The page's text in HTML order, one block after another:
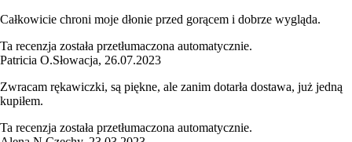
Całkowicie chroni moje dłonie przed gorącem i dobrze wygląda.
Ta recenzja została przetłumaczona automatycznie.
Patricia O.Słowacja, 26.07.2023
Zwracam rękawiczki, są piękne, ale zanim dotarła dostawa, już jedną
kupiłem.
Ta recenzja została przetłumaczona automatycznie.